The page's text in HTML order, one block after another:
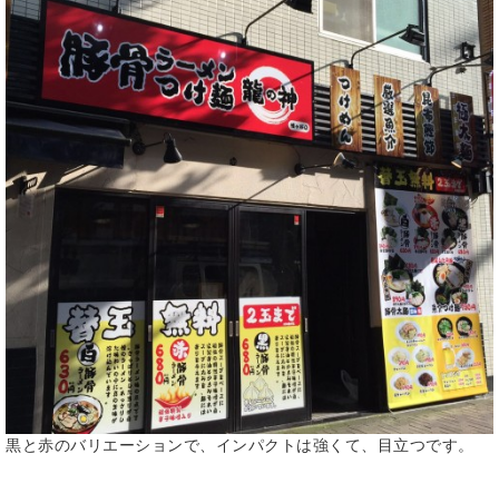
黒と赤のバリエーションで、インパクトは強くて、目立つです。